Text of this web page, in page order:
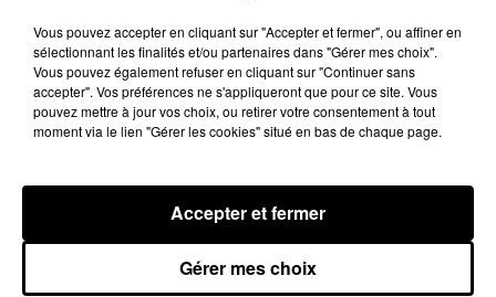
Loir-et-Cher : un pyromane interpellé grâce
au sang-froid des...
Vous pouvez accepter en cliquant sur "Accepter et fermer", ou affiner en
sélectionnant les finalités et/ou partenaires dans "Gérer mes choix".
Vous pouvez également refuser en cliquant sur "Continuer sans
accepter". Vos préférences ne s'appliqueront que pour ce site. Vous
pouvez mettre à jour vos choix, ou retirer votre consentement à tout
moment via le lien "Gérer les cookies" situé en bas de chaque page.
Gérer mes choix
Accepter et fermer